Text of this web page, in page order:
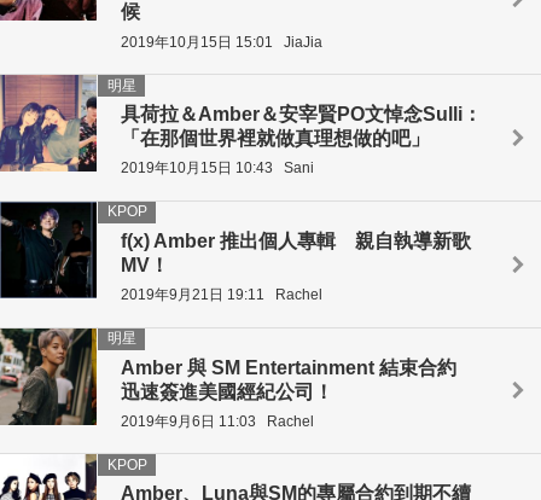
候
2019年10月15日 15:01 JiaJia
具荷拉＆Amber＆安宰賢PO文悼念Sulli：
「在那個世界裡就做真理想做的吧」
明星
2019年10月15日 10:43 Sani
f(x) Amber 推出個人專輯 親自執導新歌
MV！
KPOP
2019年9月21日 19:11 Rachel
Amber 與 SM Entertainment 結束合約
迅速簽進美國經紀公司！
明星
2019年9月6日 11:03 Rachel
Amber、Luna與SM的專屬合約到期不續
KPOP